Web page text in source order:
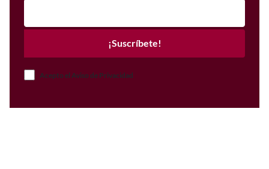
¡Suscríbete!
Acepto el Aviso de Privacidad